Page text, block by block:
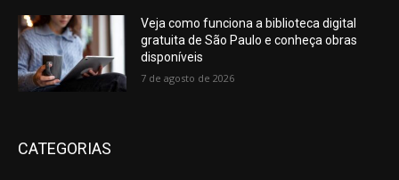
Veja como funciona a biblioteca digital
gratuita de São Paulo e conheça obras
disponíveis
7 de agosto de 2026
CATEGORIAS